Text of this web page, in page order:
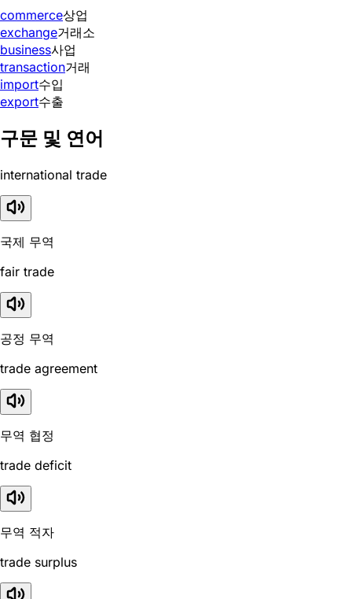
commerce상업
exchange거래소
business사업
transaction거래
import수입
export수출
구문 및 연어
international trade
국제 무역
fair trade
공정 무역
trade agreement
무역 협정
trade deficit
무역 적자
trade surplus